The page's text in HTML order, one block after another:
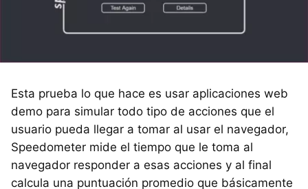
Esta prueba lo que hace es usar aplicaciones web
demo para simular todo tipo de acciones que el
usuario pueda llegar a tomar al usar el navegador,
Speedometer mide el tiempo que le toma al
navegador responder a esas acciones y al final
calcula una puntuación promedio que básicamente